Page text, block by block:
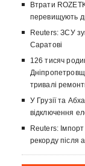
Втрати
перевищують
Reuters: ЗСУ
Саратові
126 тисяч
тривалі
У Грузії та
відключення
Reuters:
рекорду після